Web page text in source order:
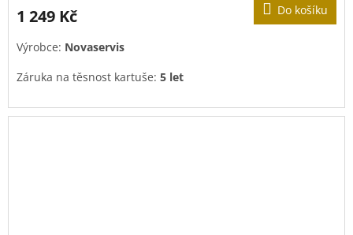
1 249 Kč Do košíku
Výrobce: Novaservis
Záruka na těsnost kartuše: 5 let